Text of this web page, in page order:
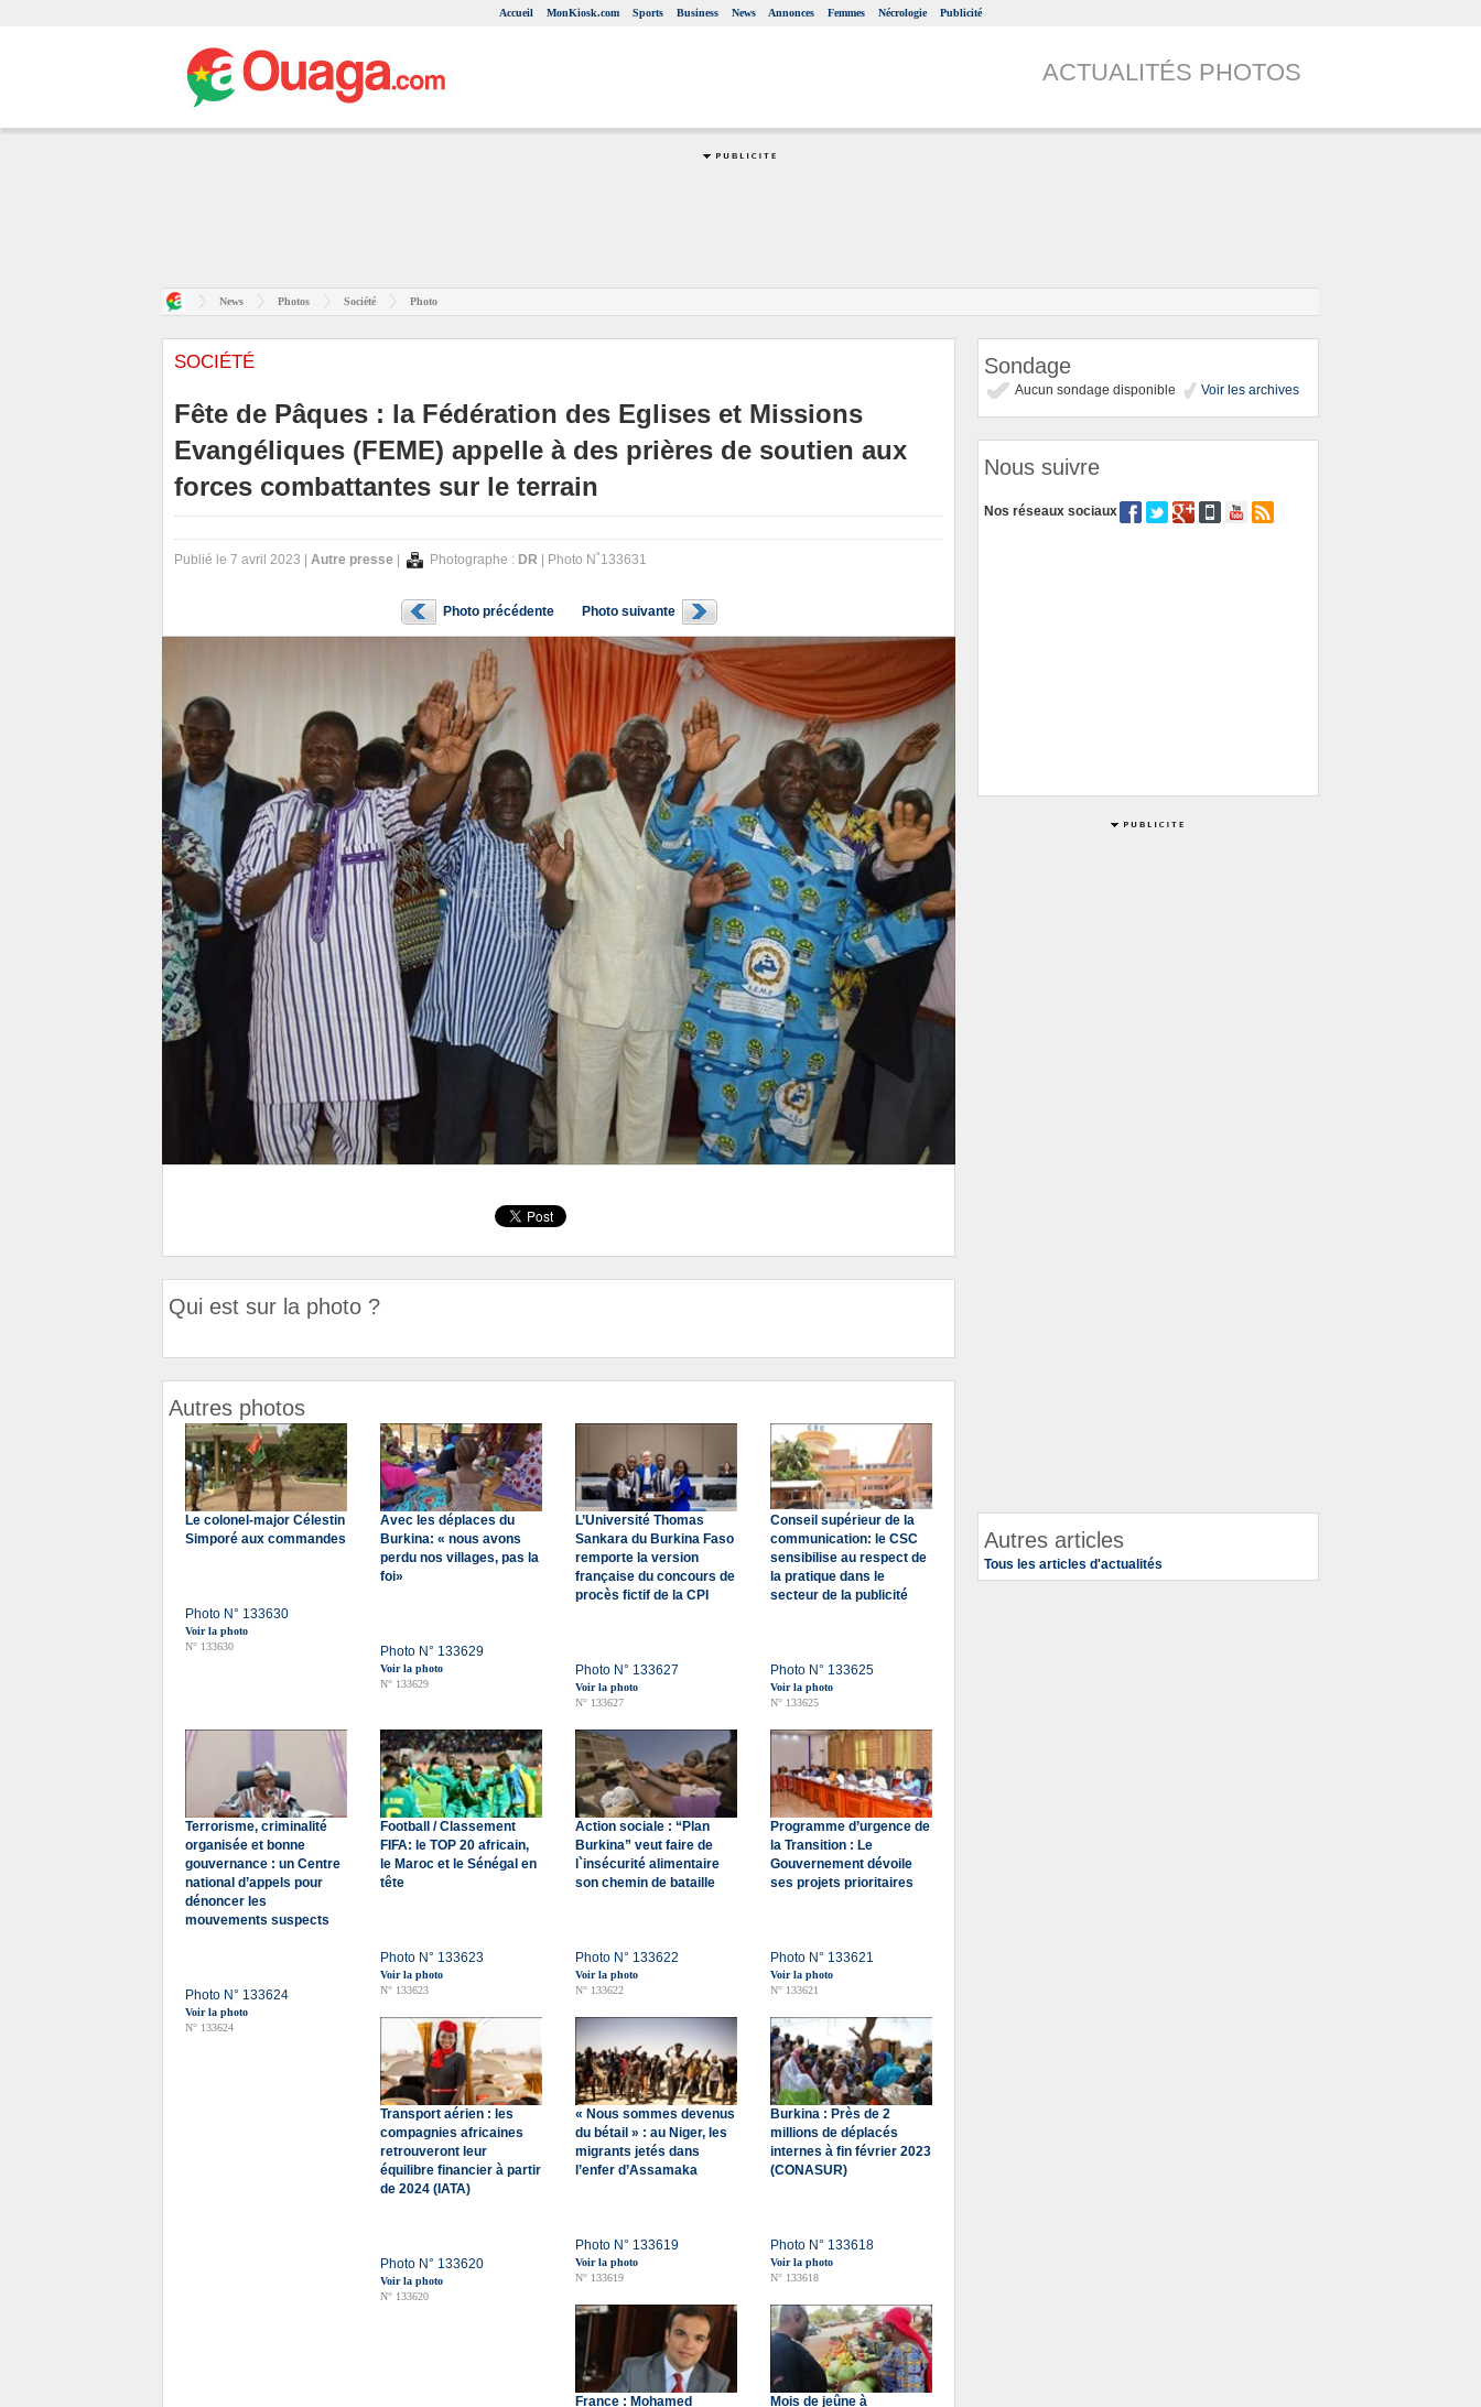
Accueil MonKiosk.com Sports Business News Annonces Femmes Nécrologie Publicité
ACTUALITÉS PHOTOS
News Photos Société Photo
SOCIÉTÉ
Fête de Pâques : la Fédération des Eglises et Missions
Evangéliques (FEME) appelle à des prières de soutien aux
forces combattantes sur le terrain
Publié le 7 avril 2023 | Autre presse Photographe : DR | Photo N˚133631
Photo précédente Photo suivante
Qui est sur la photo ?
Autres photos
Le colonel-major Célestin
Simporé aux commandes
Photo N° 133630
Voir la photo
N° 133630
Avec les déplaces du
Burkina: « nous avons
perdu nos villages, pas la
foi»
Photo N° 133629
Voir la photo
N° 133629
L’Université Thomas
Sankara du Burkina Faso
remporte la version
française du concours de
procès fictif de la CPI
Photo N° 133627
Voir la photo
N° 133627
Conseil supérieur de la
communication: le CSC
sensibilise au respect de
la pratique dans le
secteur de la publicité
Photo N° 133625
Voir la photo
N° 133625
Terrorisme, criminalité
organisée et bonne
gouvernance : un Centre
national d’appels pour
dénoncer les
mouvements suspects
Photo N° 133624
Voir la photo
N° 133624
Football / Classement
FIFA: le TOP 20 africain,
le Maroc et le Sénégal en
tête
Photo N° 133623
Voir la photo
N° 133623
Action sociale : “Plan
Burkina” veut faire de
l`insécurité alimentaire
son chemin de bataille
Photo N° 133622
Voir la photo
N° 133622
Programme d’urgence de
la Transition : Le
Gouvernement dévoile
ses projets prioritaires
Photo N° 133621
Voir la photo
N° 133621
Transport aérien : les
compagnies africaines
retrouveront leur
équilibre financier à partir
de 2024 (IATA)
Photo N° 133620
Voir la photo
N° 133620
« Nous sommes devenus
du bétail » : au Niger, les
migrants jetés dans
l’enfer d’Assamaka
Photo N° 133619
Voir la photo
N° 133619
Burkina : Près de 2
millions de déplacés
internes à fin février 2023
(CONASUR)
Photo N° 133618
Voir la photo
N° 133618
France : Mohamed
Mois de jeûne à
Sondage
Aucun sondage disponible Voir les archives
Nous suivre
Nos réseaux sociaux
Autres articles
Tous les articles d'actualités